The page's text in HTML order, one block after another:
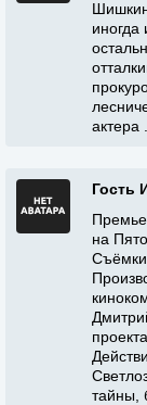
иногда
актера .
Гость
на
Съёмки
проекта.
тайны,